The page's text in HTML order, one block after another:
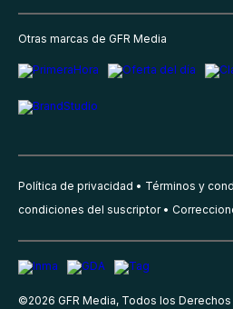
Otras marcas de GFR Media
Política de privacidad Términos y
condiciones del suscriptor
©2026 GFR Media, Todos los